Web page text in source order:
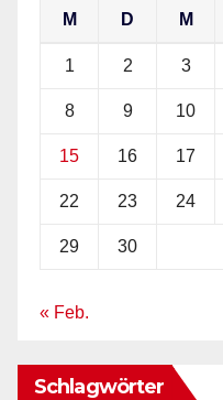
M D M
1 2 3
8 9 10
15 16 17
22 23 24
29 30
« Feb.
Schlagwörter